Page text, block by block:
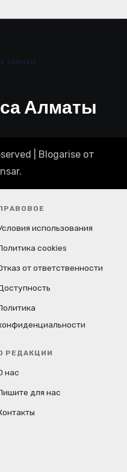
Алматы
Blogariseот
.
использования
cookies
от ответственности
РЕДАКЦИИ
нас
для нас